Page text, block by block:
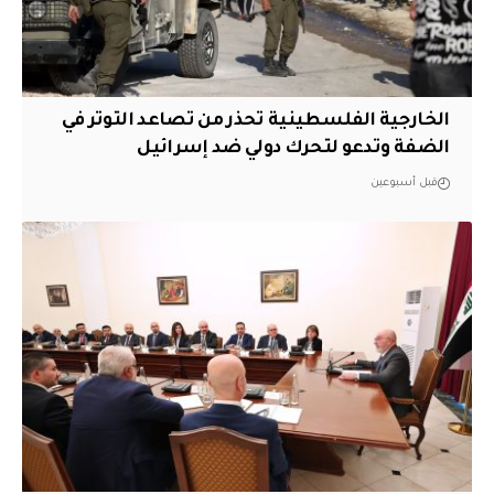
الخارجية الفلسطينية تحذر من تصاعد التوتر في
الضفة وتدعو لتحرك دولي ضد إسرائيل
قبل أسبوعين